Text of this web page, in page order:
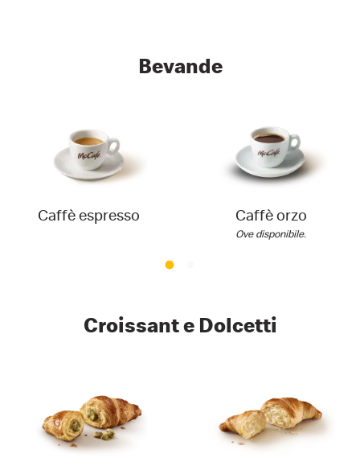
Bevande
Caffè espresso Caffè orzo
Ove disponibile.
Croissant e Dolcetti